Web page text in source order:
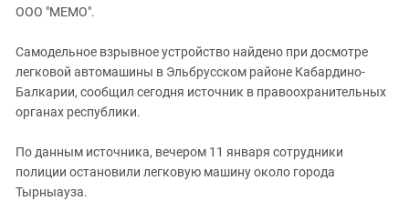
ИНАКОМЫСЛИЕ В ЧЕЧНЕ
ПРЕСЛЕДОВАНИЕ АКТИВИСТОВ
МОБИЛИЗАЦИЯ И ПРОТЕСТЫ
Дагестан
Кабардино-Балкария
Калмыкия
Краснодарский край
ООО "МЕМО".
Самодельное взрывное устройство найдено при досмотре
легковой автомашины в Эльбрусском районе Кабардино-
Балкарии, сообщил сегодня источник в правоохранительных
органах республики.
По данным источника, вечером 11 января сотрудники
полиции остановили легковую машину около города
Тырныауза.